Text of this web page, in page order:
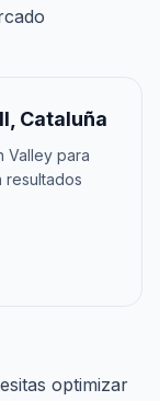
Cataluña
Valley para
resultados
optimizar